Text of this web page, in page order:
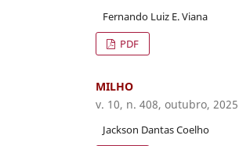
Fernando Luiz E. Viana
PDF
MILHO
v. 10, n. 408, outubro, 2025
Jackson Dantas Coelho